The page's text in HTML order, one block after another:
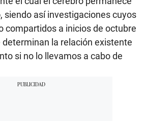
siendo así investigaciones cuyos
compartidos a inicios de octubre
determinan la relación existente
si no lo llevamos a cabo de